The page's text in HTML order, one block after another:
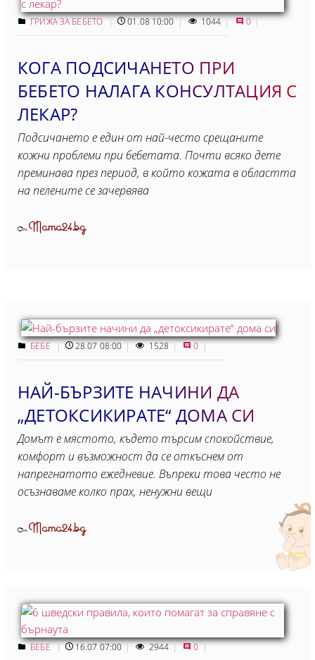
ГРИЖА ЗА БЕБЕТО 01.08 10:00 1044 0
КОГА ПОДСИЧАНЕТО ПРИ
БЕБЕТО НАЛАГА КОНСУЛТАЦИЯ С
ЛЕКАР?
Подсичането е един от най-често срещаните
кожни проблеми при бебетата. Почти всяко дете
преминава през период, в който кожата в областта
на пелените се зачервява
ОтMama24.bg
БЕБЕ 28.07 08:00 1528 0
НАЙ-БЪРЗИТЕ НАЧИНИ ДА
„ДЕТОКСИКИРАТЕ“ ДОМА СИ
Домът е мястото, където търсим спокойствие,
комфорт и възможност да се откъснем от
напрегнатото ежедневие. Въпреки това често не
осъзнаваме колко прах, ненужни вещи
ОтMama24.bg
БЕБЕ 16.07 07:00 2944 0